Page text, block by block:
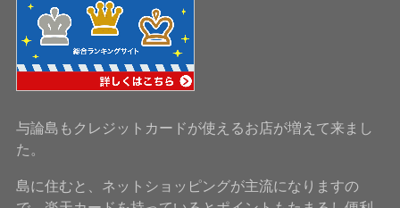
与論島もクレジットカードが使えるお店が増えて来まし
た。
島に住むと、ネットショッピングが主流になりますの